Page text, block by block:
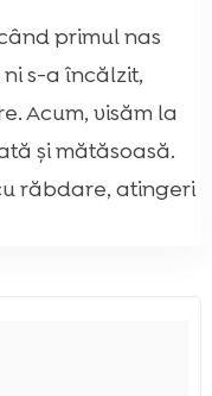
primul nas
s-a încălzit,
Acum, visăm la
și mătăsoasă.
răbdare, atingeri